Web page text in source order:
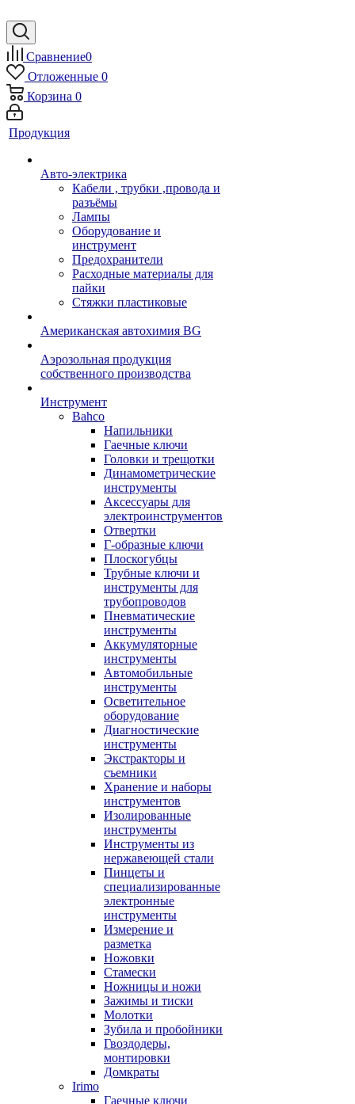
Сравнение0
Отложенные 0
Корзина 0
Продукция
Авто-электрика
Кабели , трубки ,провода и
разъёмы
Лампы
Оборудование и
инструмент
Предохранители
Расходные материалы для
пайки
Стяжки пластиковые
Американская автохимия BG
Аэрозольная продукция
собственного производства
Инструмент
Bahco
Напильники
Гаечные ключи
Головки и трещотки
Динамометрические
инструменты
Аксессуары для
электроинструментов
Отвертки
Г-образные ключи
Плоскогубцы
Трубные ключи и
инструменты для
трубопроводов
Пневматические
инструменты
Аккумуляторные
инструменты
Автомобильные
инструменты
Осветительное
оборудование
Диагностические
инструменты
Экстракторы и
съемники
Хранение и наборы
инструментов
Изолированные
инструменты
Инструменты из
нержавеющей стали
Пинцеты и
специализированные
электронные
инструменты
Измерение и
разметка
Ножовки
Стамески
Ножницы и ножи
Зажимы и тиски
Молотки
Зубила и пробойники
Гвоздодеры,
монтировки
Домкраты
Irimo
Гаечные ключи